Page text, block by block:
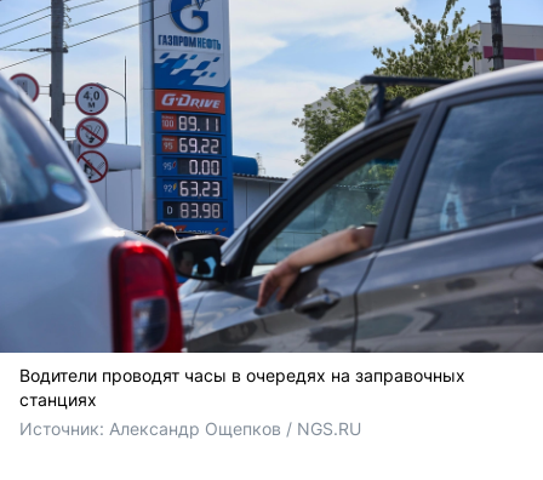
Водители проводят часы в очередях на заправочных
станциях
Источник: Александр Ощепков / NGS.RU